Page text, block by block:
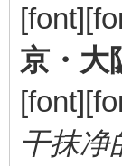
京・
干抹净